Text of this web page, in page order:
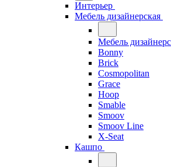
Интерьер
Мебель дизайнерская
Мебель
Bonny
Brick
Cosmopolitan
Grace
Hoop
Smable
Smoov
Smoov Line
X-Seat
Кашпо